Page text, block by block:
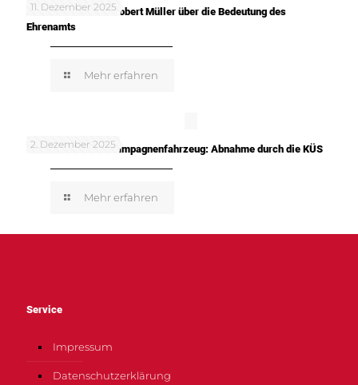
11. Dezember 2025
In meinen Worten: Robert Müller über die Bedeutung des
Ehrenamts
Mehr erfahren
2. Dezember 2025
TUNE IT! SAFE! – Kampagnenfahrzeug: Abnahme durch die KÜS
Mehr erfahren
Service
Impressum
Datenschutzerklärung